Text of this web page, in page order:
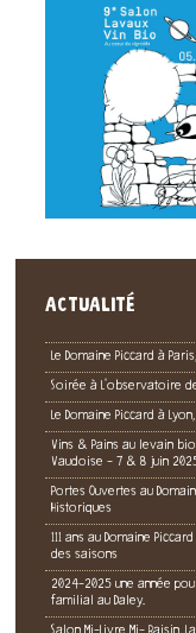
ACTUALITÉ
Le Domaine Piccard à
Soirée à L'observatoire
Le Domaine Piccard à
Vins & Pains au levain
Vaudoise - 7 & 8 juin
Portes Ouvertes au
Historiques
111 ans au Domaine
des saisons
2024-2025 une année
familial au Daley.